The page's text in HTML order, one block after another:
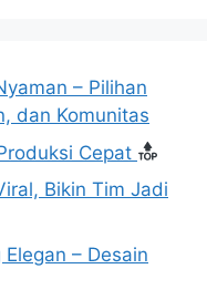
– Pilihan
dan Komunitas
Cepat
Bikin Tim Jadi
– Desain